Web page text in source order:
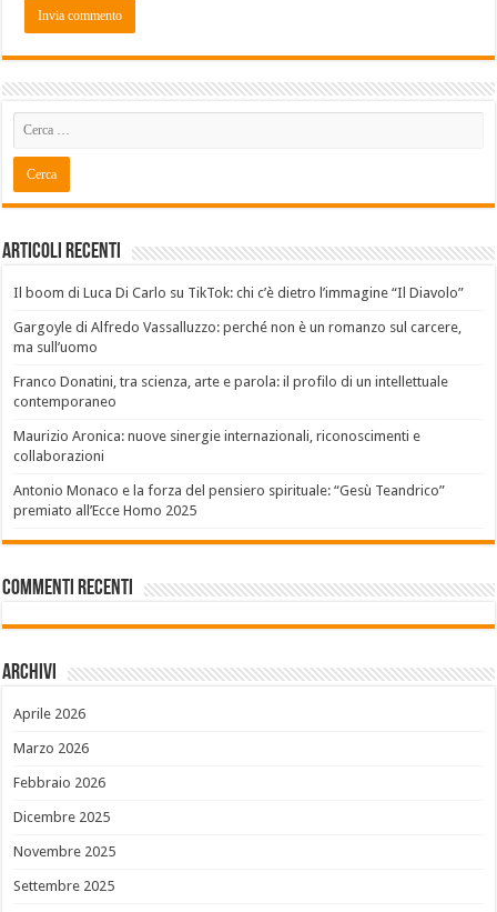
Articoli recenti
Il boom di Luca Di Carlo su TikTok: chi c’è dietro l’immagine “Il Diavolo”
Gargoyle di Alfredo Vassalluzzo: perché non è un romanzo sul carcere,
ma sull’uomo
Franco Donatini, tra scienza, arte e parola: il profilo di un intellettuale
contemporaneo
Maurizio Aronica: nuove sinergie internazionali, riconoscimenti e
collaborazioni
Antonio Monaco e la forza del pensiero spirituale: “Gesù Teandrico”
premiato all’Ecce Homo 2025
Commenti recenti
Archivi
Aprile 2026
Marzo 2026
Febbraio 2026
Dicembre 2025
Novembre 2025
Settembre 2025